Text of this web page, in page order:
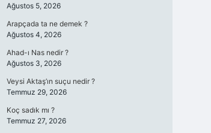
Ağustos 5, 2026
Arapçada ta ne demek ?
Ağustos 4, 2026
Ahad-ı Nas nedir ?
Ağustos 3, 2026
Veysi Aktaş’ın suçu nedir ?
Temmuz 29, 2026
Koç sadık mı ?
Temmuz 27, 2026